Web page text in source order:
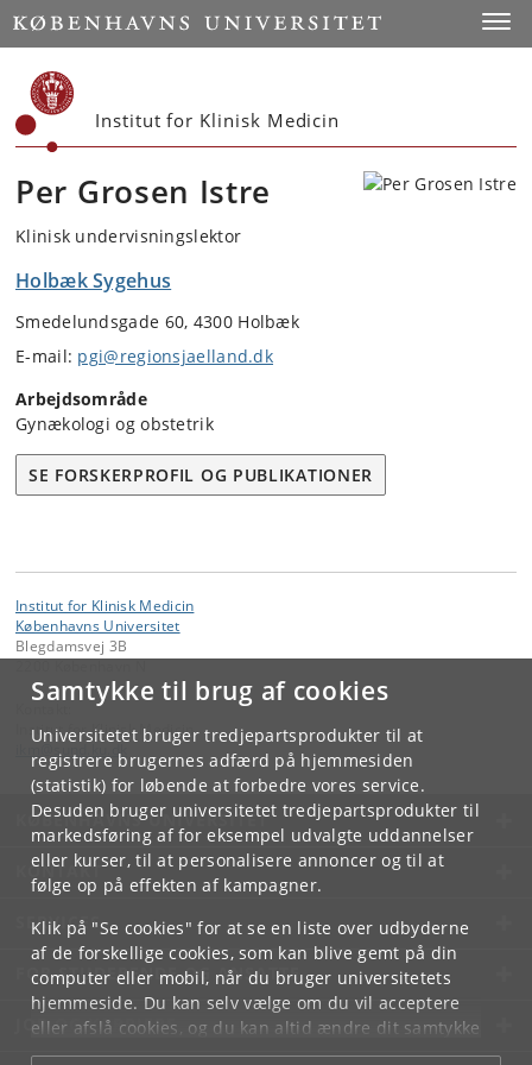
Samtykke til brug af cookies
Universitetet bruger tredjepartsprodukter til at
registrere brugernes adfærd på hjemmesiden
(statistik) for løbende at forbedre vores service.
Desuden bruger universitetet tredjepartsprodukter til
markedsføring af for eksempel udvalgte uddannelser
eller kurser, til at personalisere annoncer og til at
følge op på effekten af kampagner.
Klik på "Se cookies" for at se en liste over udbyderne
af de forskellige cookies, som kan blive gemt på din
computer eller mobil, når du bruger universitetets
hjemmeside. Du kan selv vælge om du vil acceptere
eller afslå cookies, og du kan altid ændre dit samtykke
underCookie- og privatlivspolitiksom du finder i
Start
Institut for Klinisk Medicin
Per Grosen Istre
Klinisk undervisningslektor
Holbæk Sygehus
Smedelundsgade 60, 4300 Holbæk
E-mail: pgi@regionsjaelland.dk
Arbejdsområde
Gynækologi og obstetrik
SE FORSKERPROFIL OG PUBLIKATIONER
Institut for Klinisk Medicin
Københavns Universitet
Blegdamsvej 3B
Institut for Klinisk Medicin
KØBENHAVNS UNIVERSITET
KONTAKT
SERVICES
FOR STUDERENDE OG ANSATTE
JOB OG KARRIERE